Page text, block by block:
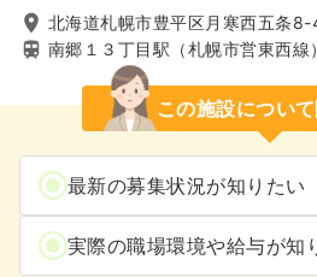
北海道札幌市豊平区月寒西五条
南郷１３丁目駅（札幌市営東西線）
この施設につい
最新の募集状況が知りたい
実際の職場環境や給与が知